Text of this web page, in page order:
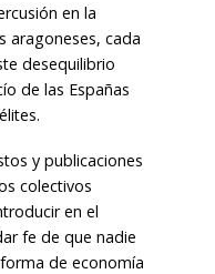
en la
aragoneses, cada
desequilibrio
de las Españas
y publicaciones
colectivos
en el
fe de que nadie
de economía